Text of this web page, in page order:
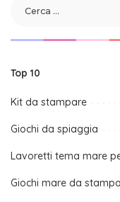
Top 10
Kit da stampare
Giochi da spiaggia
Lavoretti tema mare
Giochi mare da